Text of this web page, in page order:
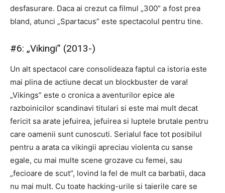
desfasurare. Daca ai crezut ca filmul „300” a fost prea
bland, atunci „Spartacus” este spectacolul pentru tine.
#6: „Vikingi” (2013-)
Un alt spectacol care consolideaza faptul ca istoria este
mai plina de actiune decat un blockbuster de vara!
„Vikings” este o cronica a aventurilor epice ale
razboinicilor scandinavi titulari si este mai mult decat
fericit sa arate jefuirea, jefuirea si luptele brutale pentru
care oamenii sunt cunoscuti. Serialul face tot posibilul
pentru a arata ca vikingii apreciau violenta cu sanse
egale, cu mai multe scene grozave cu femei, sau
„fecioare de scut”, lovind la fel de mult ca barbatii, daca
nu mai mult. Cu toate hacking-urile si taierile care se